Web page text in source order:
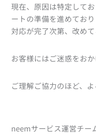
現在、原因は特定して
ートの準備を進めており
対応が完了次第、改めて
お客様にはご迷惑をお
ご理解ご協力のほど、
neemサービス運営チー